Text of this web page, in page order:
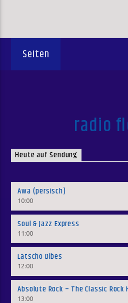
Seiten
radio
Heute auf Sendung
Awa (persisch)
10:00
Soul & Jazz Express
11:00
Latscho Dibes
12:00
Absolute Rock – The Classic Rock
13:00